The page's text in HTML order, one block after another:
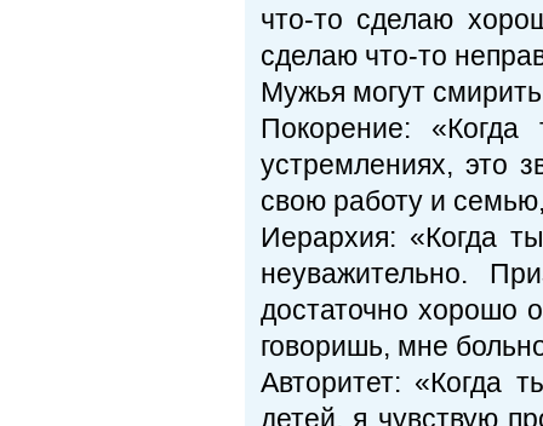
что-то сделаю
сделаю что-то
Мужья могут
Покорение:
устремлениях, это
свою работу и
Иерархия: «Когда
неуважительно.
достаточно хорошо
говоришь, мне
Авторитет: «Когда
детей, я чувствую